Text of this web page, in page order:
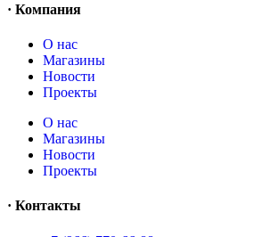
· Компания
О нас
Магазины
Новости
Проекты
О нас
Магазины
Новости
Проекты
· Контакты